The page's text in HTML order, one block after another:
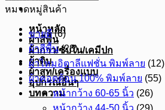
หน้าหลัก
ผ้าสีพื้น
ผ้ากาว/ซับใน/เคมีปก
ผ้าดิบ
ผ้าสูท/เครื่องแบบ
อุปกรณ์อื่นๆ
บทความ
หมวดหมู่สินค้า
ขายดี (6)
ผ้าสีพื้น (28)
ผ้าไหมอิตาลีแฟชั่น พิมพ์ลาย (12)
ผ้าคอตต้อน 100% พิมพ์ลาย (55)
หน้ากว้าง 60-65 นิ้ว (26)
หน้ากว้าง 44-50 นิ้ว (29)